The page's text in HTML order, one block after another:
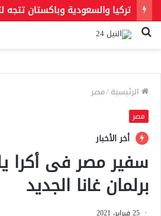
بحث
الرئيسية/مصر
مصر
أخر الأخبار
سفير مصر فى أكرا
برلمان غانا الجديد
25 فبراير، 2021